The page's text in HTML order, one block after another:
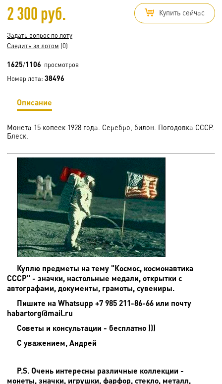
2 300 руб. Купить сейчас
Задать вопрос по лоту
Следить за лотом (0)
1625/1106 просмотров
Номер лота: 38496
Описание
Монета 15 копеек 1928 года. Серебро, билон. Погодовка СССР.
Блеск.
Куплю предметы на тему "Космос, космонавтика
СССР" - значки, настольные медали, открытки с
автографами, документы, грамоты, сувениры.
Пишите на Whatsupp +7 985 211-86-66 или почту
habartorg@mail.ru
Советы и консультации - бесплатно )))
С уважением, Андрей
P.S. Очень интересны различные коллекции -
монеты, значки, игрушки, фарфор, стекло, металл,